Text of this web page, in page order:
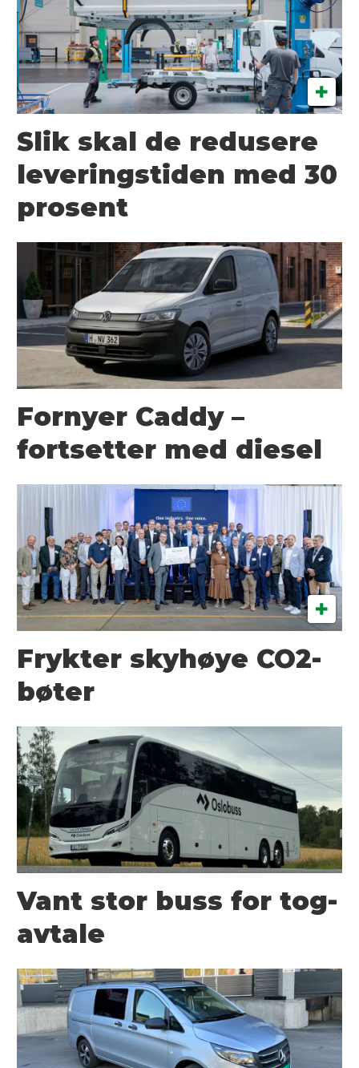
Slik skal de redusere
leveringstiden med 30
prosent
Fornyer Caddy –
fortsetter med diesel
Frykter skyhøye CO2-
bøter
Vant stor buss for tog-
avtale